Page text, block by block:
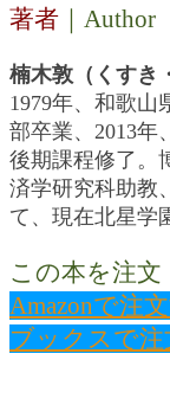
著者 ｜Author
楠木敦（くすき
1979年、和歌山
部卒業、2013年
後期課程修了。
済学研究科助教
て、現在北星学
この本を注文
Amazonで注
ブックスで注